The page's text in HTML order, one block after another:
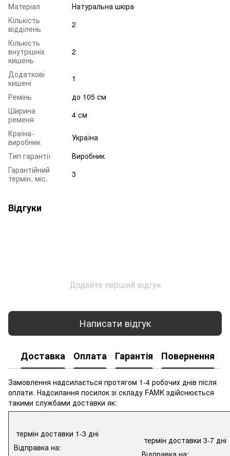
Матеріал
Натуральна шкіра
Кількість
відділень
2
Кількість
внутрішніх
кишень
2
Додаткові
кишені
1
Ремінь
до 105 см
Ширина
ременя
4 см
Країна-
виробник
Україна
Тип гарантії
Виробник
Гарантійний
термін, міс.
3
Відгуки
Додайте перший відгук
Написати відгук
Доставка Оплата Гарантія Повернення
Замовлення надсилається протягом 1-4 робочих днів після
оплати. Надсилання посилок зі складу FAMK здійснюється
такими службами доставки як:
термін доставки 1-3 дні
Відправка на:
термін доставки 3-7 дні
Відправка на: